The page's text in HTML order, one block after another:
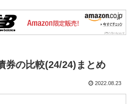
券の比較(24/24)まとめ
2022.08.23